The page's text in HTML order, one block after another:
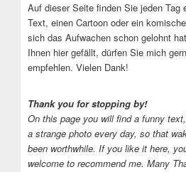
Auf dieser Seite finden Sie jeden Tag
Text, einen Cartoon oder ein
sich das Aufwachen schon gelohnt
Ihnen hier gefällt, dürfen Sie mich
empfehlen. Vielen Dank!
Thank you for stopping by!
On this page you will find a funny
a strange photo every day, so that
been worthwhile. If you like it here,
welcome to recommend me. Many